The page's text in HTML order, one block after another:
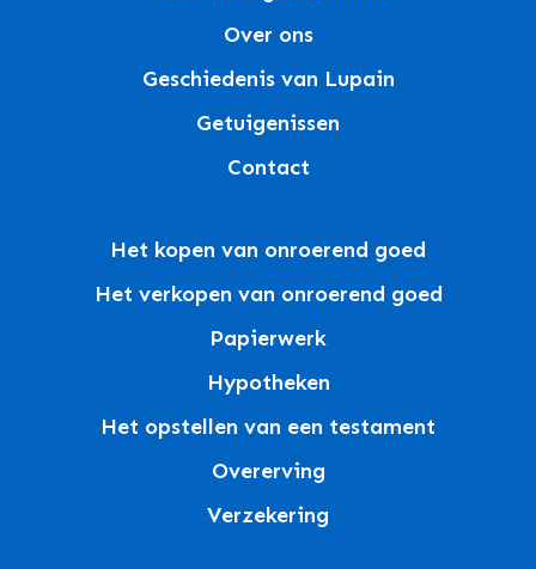
Over ons
Geschiedenis van Lupain
Getuigenissen
Contact
Het kopen van onroerend goed
Het verkopen van onroerend goed
Papierwerk
Hypotheken
Het opstellen van een testament
Overerving
Verzekering